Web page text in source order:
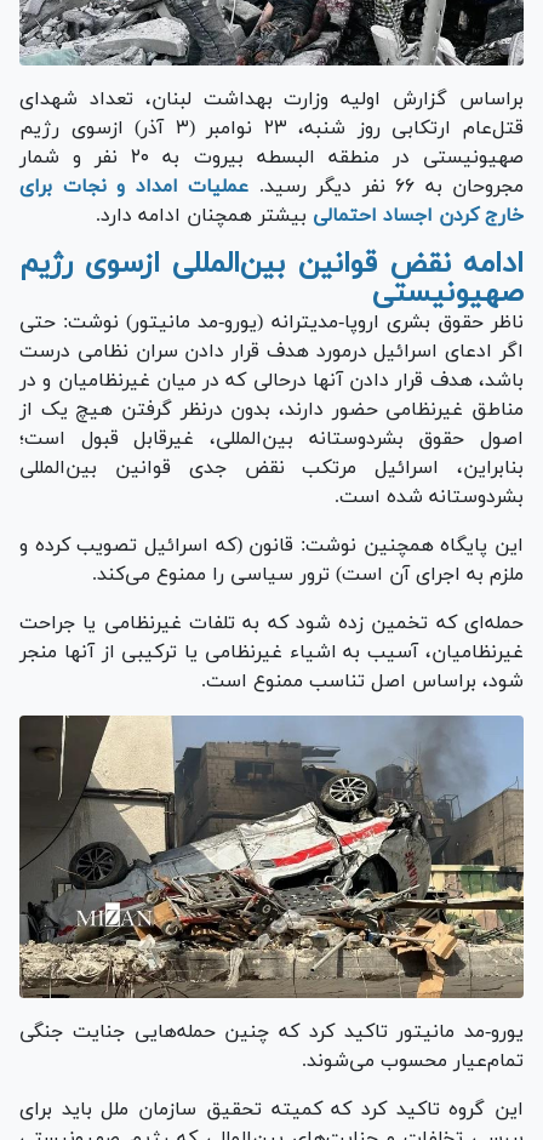
براساس گزارش اولیه وزارت بهداشت لبنان، تعداد شهدای
قتل‌عام ارتکابی روز شنبه، ۲۳ نوامبر (۳ آذر) ازسوی رژیم
صهیونیستی در منطقه البسطه بیروت به ۲۰ نفر و شمار
مجروحان به ۶۶ نفر دیگر رسید.
عملیات امداد و نجات برای
خارج کردن اجساد احتمالی بیشتر همچنان ادامه دارد.
ادامه نقض قوانین بین‌المللی ازسوی رژیم
صهیونیستی
ناظر حقوق بشری اروپا-مدیترانه (یورو-مد مانیتور) نوشت: حتی
اگر ادعای اسرائیل درمورد هدف قرار دادن سران نظامی درست
باشد، هدف قرار دادن آنها درحالی که در میان غیرنظامیان و در
مناطق غیرنظامی حضور دارند، بدون درنظر گرفتن هیچ یک از
اصول حقوق بشردوستانه بین‌المللی، غیرقابل قبول است؛
بنابراین، اسرائیل مرتکب نقض جدی قوانین بین‌المللی
بشردوستانه شده است.
این پایگاه همچنین نوشت: قانون (که اسرائیل تصویب کرده و
ملزم به اجرای آن است) ترور سیاسی را ممنوع می‌کند.
حمله‌ای که تخمین زده شود که به تلفات غیرنظامی یا جراحت
غیرنظامیان، آسیب به اشیاء غیرنظامی یا ترکیبی از آنها منجر
شود، براساس اصل تناسب ممنوع است.
یورو-مد مانیتور تاکید کرد که چنین حمله‌هایی جنایت جنگی
تمام‌عیار محسوب می‌شوند.
این گروه تاکید کرد که کمیته تحقیق سازمان ملل باید برای